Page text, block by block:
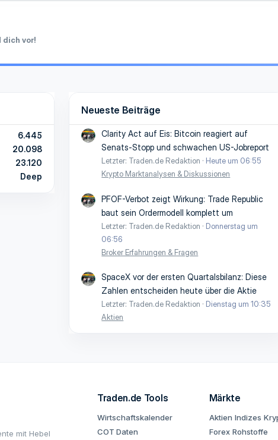
dich vor!
6.445
20.098
23.120
Deep
Neueste Beiträge
Clarity Act auf Eis: Bitcoin reagiert auf
Senats-Stopp und schwachen US-Jobreport
Letzter: Traden.de Redaktion
Heute um 06:55
Krypto Marktanalysen & Diskussionen
PFOF-Verbot zeigt Wirkung: Trade Republic
baut sein Ordermodell komplett um
Letzter: Traden.de Redaktion
Donnerstag um
06:56
Broker Erfahrungen & Fragen
SpaceX vor der ersten Quartalsbilanz: Diese
Zahlen entscheiden heute über die Aktie
Letzter: Traden.de Redaktion
Dienstag um 10:35
Aktien
mit Hebel
Traden.de Tools
Wirtschaftskalender
COT Daten
Märkte
Aktien Indizes
Forex Rohstoffe